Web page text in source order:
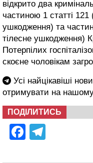
відкрито два
частиною 1 статті
ушкодження) та
тілесне ушкодження)
Потерпілих
скоєне чоловікам
Усі найцікавіші
отримувати на нашому
ПОДІЛИТИСЬ
Facebook